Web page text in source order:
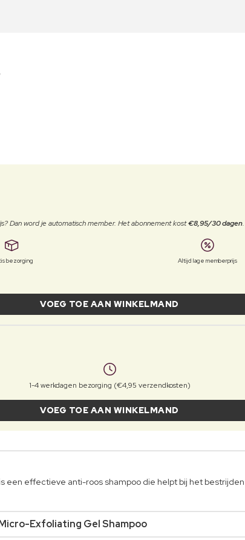
Dan word je automatisch member. Het abonnement kost€8,95/30 dagen
bezorging Altijd lage memberprijs
VOEG TOE AAN WINKELMAND
1-4 werkdagen bezorging (€4,95 verzendkosten)
VOEG TOE AAN WINKELMAND
een effectieve anti-roos shampoo die helpt bij het
Exfoliating Gel Shampoo